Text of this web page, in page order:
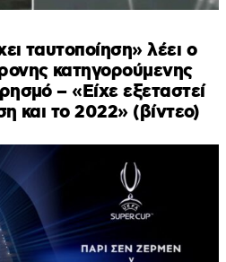
ταυτοποίηση» λέει ο
κατηγορούμενης
– «Είχε εξεταστεί
και το 2022» (βίντεο)